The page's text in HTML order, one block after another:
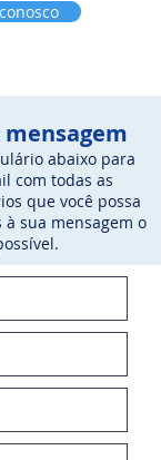
mensagem
abaixo para
com todas as
que você possa
sua mensagem o